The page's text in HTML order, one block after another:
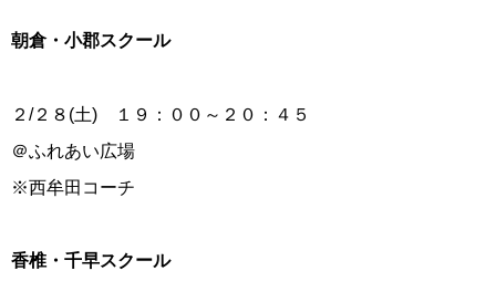
朝倉・小郡スクール
２/２８(土) １９：００～２０：４５
＠ふれあい広場
※西牟田コーチ
香椎・千早スクール